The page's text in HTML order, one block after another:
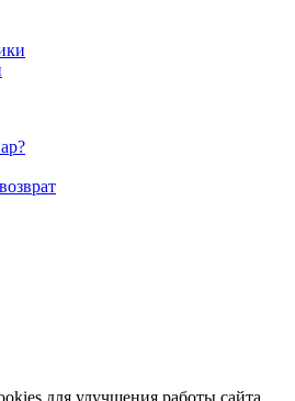
для улучшения работы сайта.